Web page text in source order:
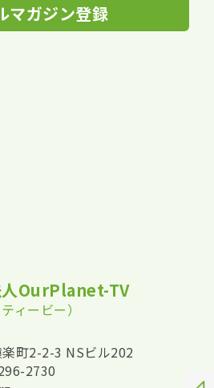
マガジン登録
人OurPlanet-TV
ィービー）
町2-2-3 NSビル202
2730